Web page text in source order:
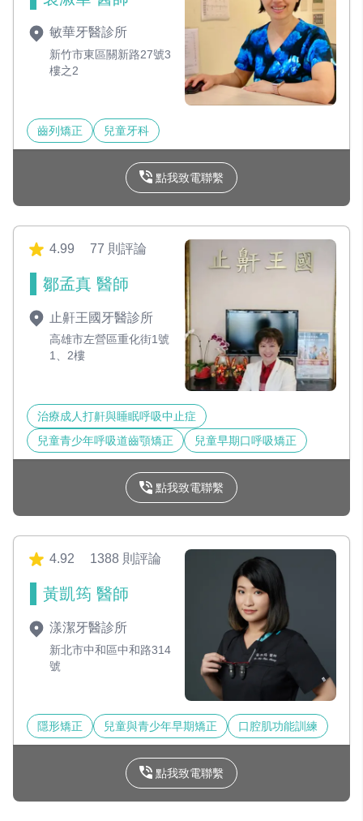
敏華牙醫診所
新竹市東區關新路27號3
樓之2
齒列矯正 兒童牙科
點我致電聯繫
4.99 77 則評論
鄒孟真 醫師
止鼾王國牙醫診所
高雄市左營區重化街1號
1、2樓
治療成人打鼾與睡眠呼吸中止症
兒童青少年呼吸道齒顎矯正
兒童早期口呼吸矯正
點我致電聯繫
4.92 1388 則評論
黃凱筠 醫師
漾潔牙醫診所
新北市中和區中和路314
號
隱形矯正 兒童與青少年早期矯正 口腔肌功能訓練
點我致電聯繫